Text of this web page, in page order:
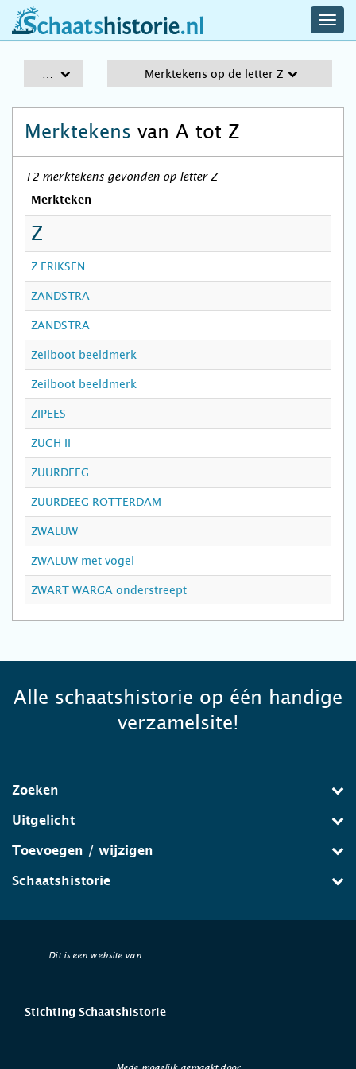
schaatshistorie.nl
Merktekens op de letter Z
Merktekens van A tot Z
12 merktekens gevonden op letter Z
Merkteken
Z
Z.ERIKSEN
ZANDSTRA
ZANDSTRA
Zeilboot beeldmerk
Zeilboot beeldmerk
ZIPEES
ZUCH II
ZUURDEEG
ZUURDEEG ROTTERDAM
ZWALUW
ZWALUW met vogel
ZWART WARGA onderstreept
Alle schaatshistorie op één handige
verzamelsite!
Zoeken
Uitgelicht
Toevoegen / wijzigen
Schaatshistorie
Dit is een website van
Stichting Schaatshistorie